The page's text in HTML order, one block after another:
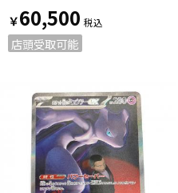
￥60,500
店頭受取可能